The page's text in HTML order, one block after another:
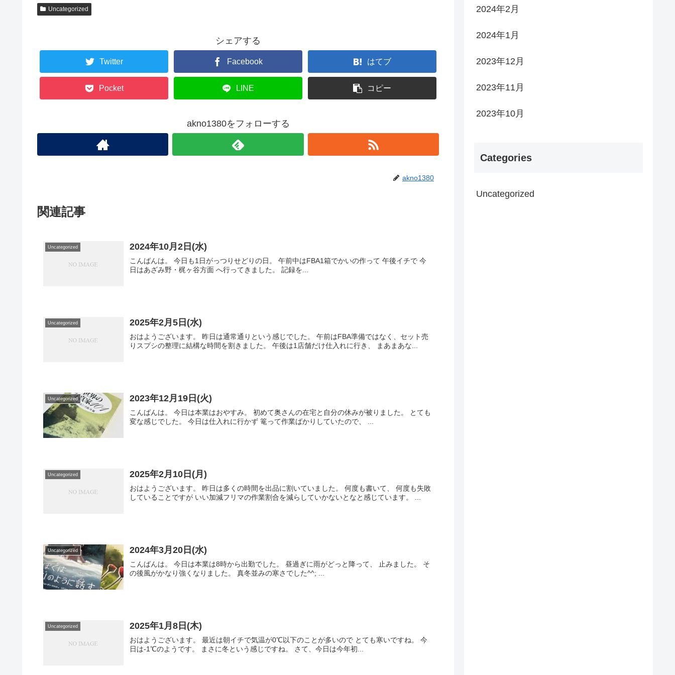
Uncategorized
シェアする
Twitter Facebook はてブ
Pocket LINE コピー
akno1380をフォローする
akno1380
関連記事
Uncategorized 2024年10月2日(水)
こんばんは。 今日も1日がっつりせどりの日。 午前中はFBA1箱でかいの作って 午後イチで 今
日はあざみ野・梶ヶ谷方面 へ行ってきました。 記録を...
Uncategorized 2025年2月5日(水)
おはようございます。 昨日は通常通りという感じでした。 午前はFBA準備ではなく、セット売
りスプシの整理に結構な時間を割きました。 午後は1店舗だけ仕入れに行き、 まあまあな...
Uncategorized 2023年12月19日(火)
こんばんは。 今日は本業はおやすみ。 初めて奥さんの在宅と自分の休みが被りました。 とても
変な感じでした。 今日は仕入れに行かず 篭って作業ばかりしていたので、 ...
Uncategorized 2025年2月10日(月)
おはようございます。 昨日は多くの時間を出品に割いていました。 何度も書いて、 何度も失敗
していることですが いい加減フリマの作業割合を減らしていかないとなと感じています。 ...
Uncategorized 2024年3月20日(水)
こんばんは。 今日は本業は8時から出勤でした。 昼過ぎに雨がどっと降って、 止みました。 そ
の後風がかなり強くなりました。 真冬並みの寒さでした^^; ...
Uncategorized 2025年1月8日(木)
おはようございます。 最近は朝イチで気温が0℃以下のことが多いので とても寒いですね。 今
日は-1℃のようです。 まさに冬という感じですね。 さて、今日は今年初...
2024年2月
2024年1月
2023年12月
2023年11月
2023年10月
Categories
Uncategorized